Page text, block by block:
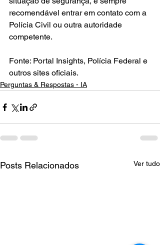
recomendável entrar em contato com a
Polícia Civil ou outra autoridade
competente.
Fonte: Portal Insights, Polícia Federal e
outros sites oficiais.
Perguntas & Respostas - IA
Posts Relacionados Ver tudo